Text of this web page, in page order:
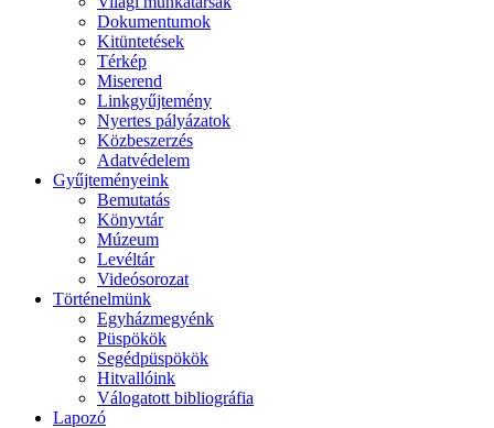
Dokumentumok
Kitüntetések
Térkép
Miserend
Linkgyűjtemény
Nyertes pályázatok
Közbeszerzés
Adatvédelem
Gyűjteményeink
Bemutatás
Könyvtár
Múzeum
Levéltár
Videósorozat
Történelmünk
Egyházmegyénk
Püspökök
Segédpüspökök
Hitvallóink
Válogatott bibliográfia
Lapozó